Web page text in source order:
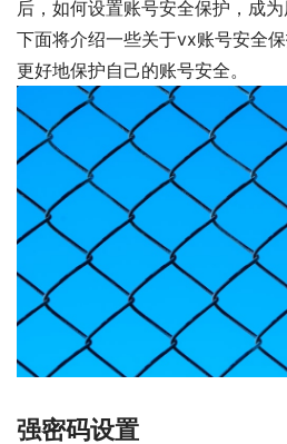
后，如何设置账号安全保护，成为
下面将介绍一些关于vx账号安全
更好地保护自己的账号安全。
强密码设置